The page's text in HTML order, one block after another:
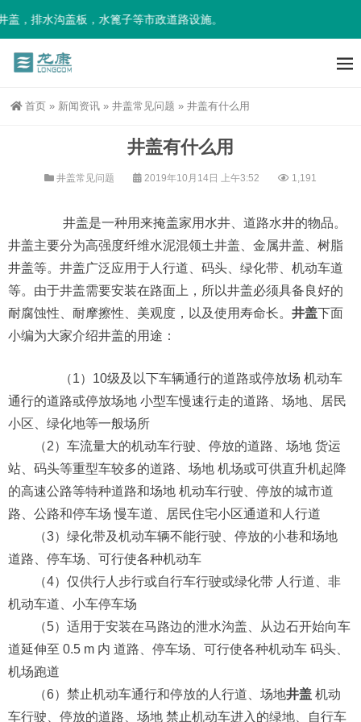
，排水沟盖板，水篦子等市政道路设施。
首页 » 新闻资讯 » 井盖常见问题 » 井盖有什么用
井盖有什么用
井盖常见问题 2019年10月14日 上午3:52 1,191
井盖是一种用来掩盖家用水井、道路水井的物品。
井盖主要分为高强度纤维水泥混领土井盖、金属井盖、树脂
井盖等。井盖广泛应用于人行道、码头、绿化带、机动车道
等。由于井盖需要安装在路面上，所以井盖必须具备良好的
耐腐蚀性、耐摩擦性、美观度，以及使用寿命长。 井盖下面
小编为大家介绍井盖的用途：
（1）10级及以下车辆通行的道路或停放场 机动车
通行的道路或停放场地 小型车慢速行走的道路、场地、居民
小区、绿化地等一般场所
（2）车流量大的机动车行驶、停放的道路、场地 货运
站、码头等重型车较多的道路、场地 机场或可供直升机起降
的高速公路等特种道路和场地 机动车行驶、停放的城市道
路、公路和停车场 慢车道、居民住宅小区通道和人行道
（3）绿化带及机动车辆不能行驶、停放的小巷和场地
道路、停车场、可行使各种机动车
（4）仅供行人步行或自行车行驶或绿化带 人行道、非
机动车道、小车停车场
（5）适用于安装在马路边的泄水沟盖、从边石开始向车
道延伸至 0.5 m 内 道路、停车场、可行使各种机动车 码头、
机场跑道
（6）禁止机动车通行和停放的人行道、场地井盖 机动
车行驶、停放的道路、场地 禁止机动车进入的绿地、自行车